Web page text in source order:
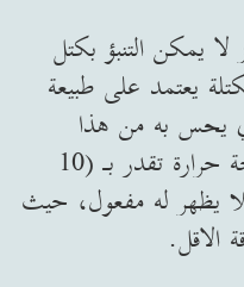
يمكن التنبؤ بكتل
يعتمد على طبيعة
يحس به من هذا
المجال الذي يعمل ضمن درجة حرارة تقدر بـ (10
يظهر له مفعول، حيث
الاقل.